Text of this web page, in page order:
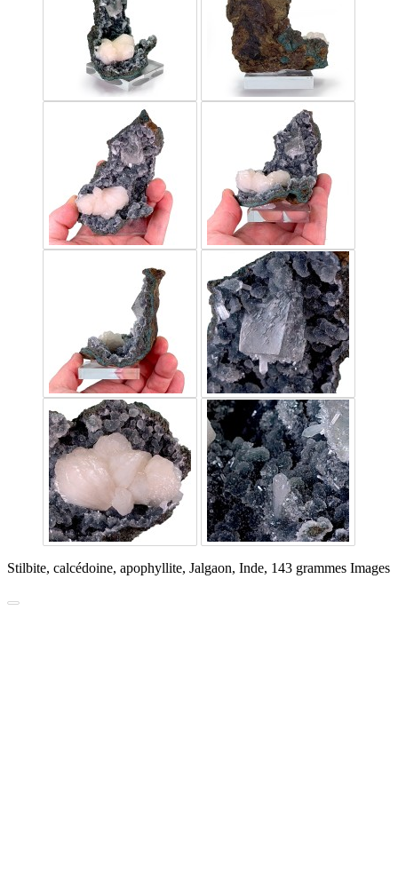
Stilbite, calcédoine, apophyllite, Jalgaon, Inde, 143 grammes Images